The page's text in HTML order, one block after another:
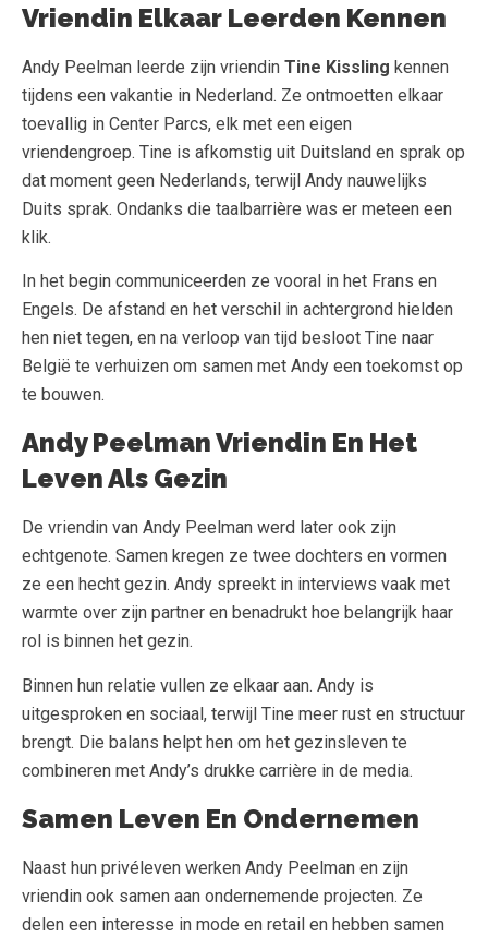
Vriendin Elkaar Leerden Kennen
Andy Peelman leerde zijn vriendin Tine Kissling kennen
tijdens een vakantie in Nederland. Ze ontmoetten elkaar
toevallig in Center Parcs, elk met een eigen
vriendengroep. Tine is afkomstig uit Duitsland en sprak op
dat moment geen Nederlands, terwijl Andy nauwelijks
Duits sprak. Ondanks die taalbarrière was er meteen een
klik.
In het begin communiceerden ze vooral in het Frans en
Engels. De afstand en het verschil in achtergrond hielden
hen niet tegen, en na verloop van tijd besloot Tine naar
België te verhuizen om samen met Andy een toekomst op
te bouwen.
Andy Peelman Vriendin En Het
Leven Als Gezin
De vriendin van Andy Peelman werd later ook zijn
echtgenote. Samen kregen ze twee dochters en vormen
ze een hecht gezin. Andy spreekt in interviews vaak met
warmte over zijn partner en benadrukt hoe belangrijk haar
rol is binnen het gezin.
Binnen hun relatie vullen ze elkaar aan. Andy is
uitgesproken en sociaal, terwijl Tine meer rust en structuur
brengt. Die balans helpt hen om het gezinsleven te
combineren met Andy’s drukke carrière in de media.
Samen Leven En Ondernemen
Naast hun privéleven werken Andy Peelman en zijn
vriendin ook samen aan ondernemende projecten. Ze
delen een interesse in mode en retail en hebben samen